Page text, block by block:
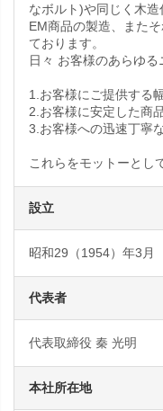
なボルト)や同じく木
EM商品の製造、また
ております。
日々 お客様のあらゆる
1.お客様にご提供する
2.お客様に安定した商
3.お客様への迅速丁寧
これらをモットーとし
設立
昭和29（1954）年3月
代表者
代表取締役 秦 光明
本社所在地